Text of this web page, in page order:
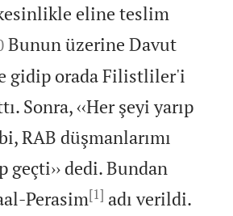
kesinlikle eline teslim
Bunun üzerine Davut
gidip orada Filistliler'i
Sonra, ‹‹Her şeyi yarıp
RAB düşmanlarımı
geçti›› dedi. Bundan
Perasim[1] adı verildi.